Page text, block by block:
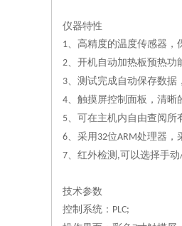
仪器特性
1、高精度的温度传感器，
2、开机自动加热板预热功
3、测试完成自动保存数据
4、触摸屏控制面板，清晰
5、可在主机内自由查阅所
6、采用 32位ARM处理器，
7、红外检测 ,可以选择手动
技术参数
控制系统： PLC;